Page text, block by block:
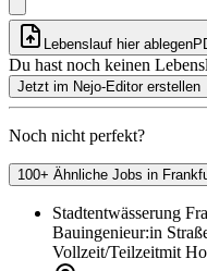
Lebenslauf hier ablegen
Du hast noch keinen
Jetzt im Nejo-Editor erstellen
Noch nicht perfekt?
100+ Ähnliche Jobs in
Stadtentwässerung
Bauingenieur:in
Vollzeit/Teilzeitmit